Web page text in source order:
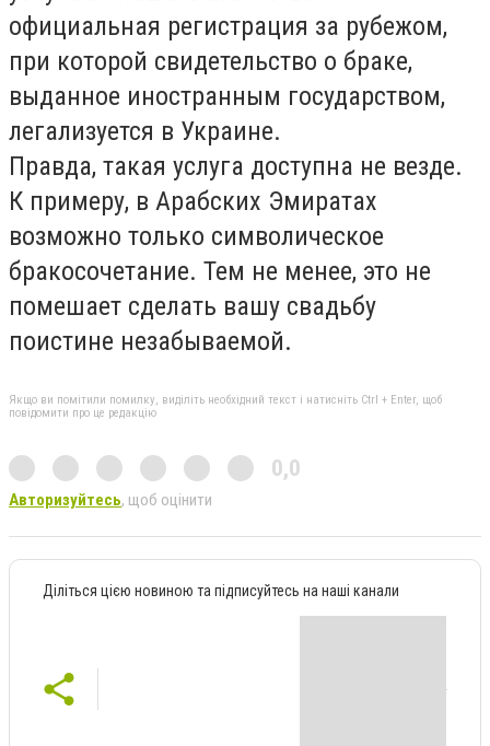
официальная регистрация за рубежом,
при которой свидетельство о браке,
выданное иностранным государством,
легализуется в Украине.
Правда, такая услуга доступна не везде.
К примеру, в Арабских Эмиратах
возможно только символическое
бракосочетание. Тем не менее, это не
помешает сделать вашу свадьбу
поистине незабываемой.
Якщо ви помітили помилку, виділіть необхідний текст і натисніть Ctrl + Enter, щоб
повідомити про це редакцію
0,0
Авторизуйтесь, щоб оцінити
Діліться цією новиною та підписуйтесь на наші канали